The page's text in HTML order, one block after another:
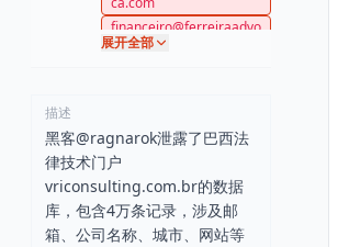
financeiro@ferreiraadvo
cacia.com
financeiro@ferrovelhon
elsinho.com
financeiro@fertinova.ag
r.br
financeiro@fertinova.co
m
展开全部
描述
黑客@ragnarok泄露了巴西法
律技术门户
vriconsulting.com.br的数据
库，包含4万条记录，涉及邮
箱、公司名称、城市、网站等